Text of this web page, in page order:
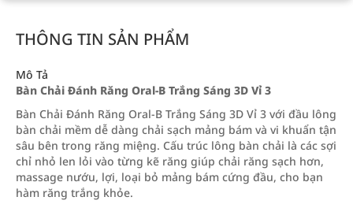
THÔNG TIN SẢN PHẨM
Mô Tả
Bàn Chải Đánh Răng Oral-B Trắng Sáng 3D Vỉ 3
Bàn Chải Đánh Răng Oral-B Trắng Sáng 3D Vỉ 3 với đầu lông
bàn chải mềm dễ dàng chải sạch mảng bám và vi khuẩn tận
sâu bên trong răng miệng. Cấu trúc lông bàn chải là các sợi
chỉ nhỏ len lỏi vào từng kẽ răng giúp chải răng sạch hơn,
massage nướu, lợi, loại bỏ mảng bám cứng đầu, cho bạn
hàm răng trắng khỏe.